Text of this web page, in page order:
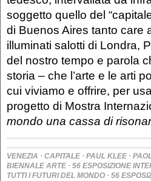
soggetto quello del
di Buenos Aires tanto care
illuminati salotti di Londra,
del nostro tempo e parola
storia – che l’arte e le arti
cui viviamo e offrire, per
progetto di Mostra
mondo una cassa di
VENEZIA · CAPITALE · PAUL KLEE ·
BIENNALE ARTE · 56 ESPOSIZIONE
TUTTI I FUTURI DEL MONDO · 56